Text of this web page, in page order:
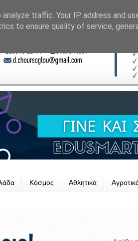
Κόσμος Αθλητικά
traffic. Your IP address and
to ensure quality of service,